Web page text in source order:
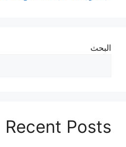
البحث
Recent Posts